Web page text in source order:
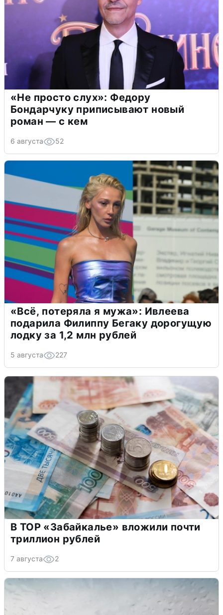
«Не просто слух»: Федору
Бондарчуку приписывают новый
роман — с кем
6 августа 52
«Всё, потеряла я мужа»: Ивлеева
подарила Филиппу Бегаку дорогущую
лодку за 1,2 млн рублей
5 августа 227
В ТОР «Забайкалье» вложили почти
триллион рублей
7 августа 2